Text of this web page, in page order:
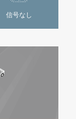
信号なし